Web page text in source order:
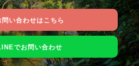
問い合わせはこちら
でお問い合わせ